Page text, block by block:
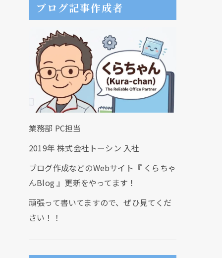
ブログ記事作成者
業務部 PC担当
2019年 株式会社トーシン 入社
ブログ作成などのWebサイト『 くらちゃ
んBlog 』更新をやってます！
頑張って書いてますので、ぜひ見てくだ
さい！！